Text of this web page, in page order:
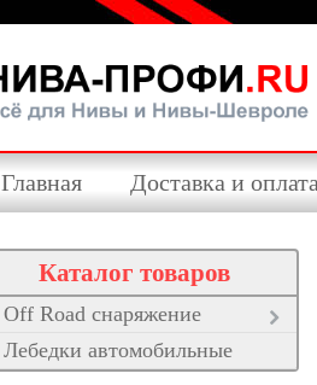
Главная Доставка и оплата
Каталог товаров
Off Road снаряжение
Лебедки автомобильные